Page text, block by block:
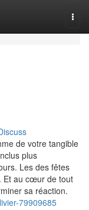
de votre tangible
plus
Les des fêtes
Et au cœur de tout
sa réaction.
79909685